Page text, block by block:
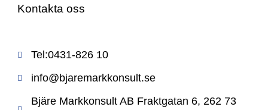
Kontakta oss
Tel:0431-826 10
info@bjaremarkkonsult.se
Bjäre Markkonsult AB Fraktgatan 6, 262 73